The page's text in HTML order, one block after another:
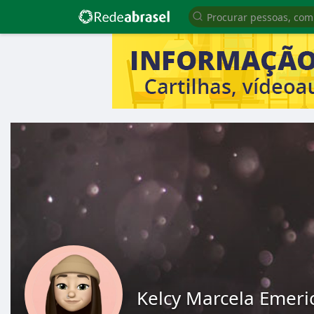
Kelcy Marcela